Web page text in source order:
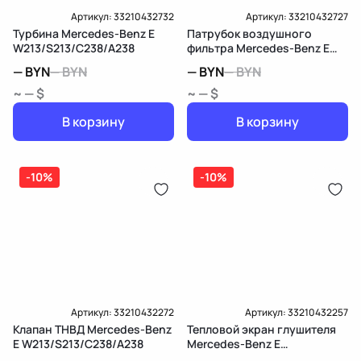
Артикул:33210432732
Турбина Mercedes-Benz E
W213/S213/C238/A238
—BYN—BYN
~ — $
В корзину
Артикул:33210432727
Патрубок воздушного
фильтра Mercedes-Benz E
—BYN—BYN
~ — $
В корзину
-10%
Артикул:33210432272
Клапан ТНВД Mercedes-Benz
E W213/S213/C238/A238
-10%
Артикул:33210432257
Тепловой экран глушителя
Mercedes-Benz E